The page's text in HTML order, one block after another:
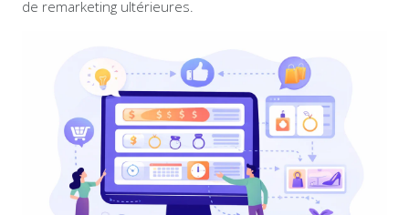
de remarketing ultérieures.